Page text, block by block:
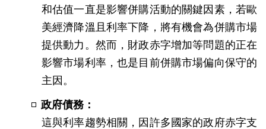
和估值一直是影響併購活動的關鍵因素，若歐
美經濟降溫且利率下降，將有機會為併購市場
提供動力。然而，財政赤字增加等問題的正在
影響市場利率，也是目前併購市場偏向保守的
主因。
政府債務：
這與利率趨勢相關，因許多國家的政府赤字支